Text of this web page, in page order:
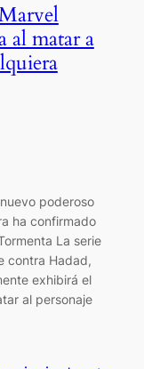
al matar a
poderoso
ha confirmado
La serie
contra Hadad,
exhibirá el
al personaje